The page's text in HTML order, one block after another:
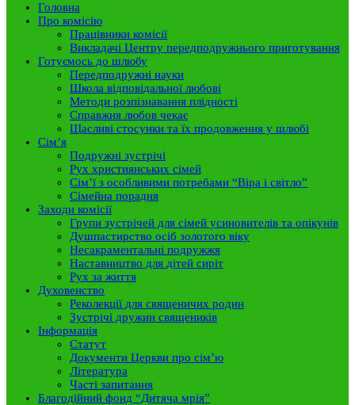
Головна
Про комісію
Працівники комісії
Викладачі Центру передподружнього приготування
Готуємось до шлюбу
Передподружні науки
Школа відповідальної любові
Методи розпізнавання плідності
Справжня любов чекає
Щасливі стосунки та їх продовження у шлюбі
Сім’я
Подружні зустрічі
Рух християнських сімей
Сім’ї з особливими потребами “Віра і світло”
Сімейна порадня
Заходи комісії
Групи зустрічей для сімей усиновителів та опікунів
Душпастирство осіб золотого віку
Несакраментальні подружжя
Наставництво для дітей сиріт
Рух за життя
Духовенство
Реколекції для священичих родин
Зустрічі дружин священиків
Інформація
Статут
Документи Церкви про сім’ю
Література
Часті запитання
Благодійний фонд “Дитяча мрія”